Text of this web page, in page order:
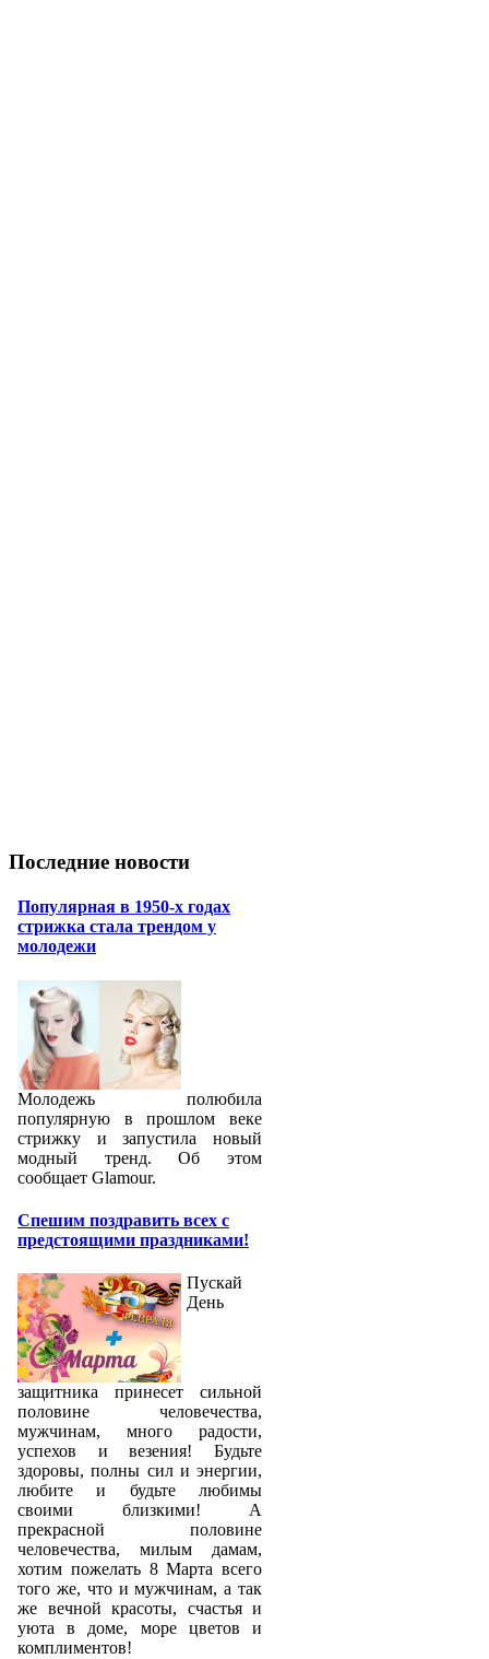
Последние новости
Популярная в 1950-х годах
стрижка стала трендом у
молодежи
Молодежь полюбила
популярную в прошлом веке
стрижку и запустила новый
модный тренд. Об этом
сообщает Glamour.
Спешим поздравить всех с
предстоящими праздниками!
Пускай
День
защитника принесет сильной
половине человечества,
мужчинам, много радости,
успехов и везения! Будьте
здоровы, полны сил и энергии,
любите и будьте любимы
своими близкими! А
прекрасной половине
человечества, милым дамам,
хотим пожелать 8 Марта всего
того же, что и мужчинам, а так
же вечной красоты, счастья и
уюта в доме, море цветов и
комплиментов!